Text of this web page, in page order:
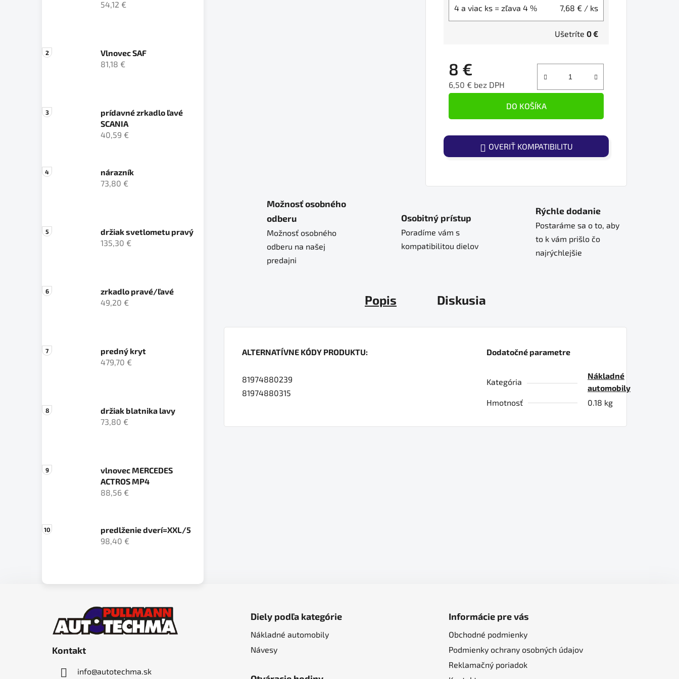
54,12 €
Vlnovec SAF
81,18 €
prídavné zrkadlo ľavé
SCANIA
40,59 €
nárazník
73,80 €
držiak svetlometu pravý
135,30 €
zrkadlo pravé/ľavé
49,20 €
predný kryt
479,70 €
držiak blatnika lavy
73,80 €
vlnovec MERCEDES
ACTROS MP4
88,56 €
predlženie dverí=XXL/5
98,40 €
4 a viac ks = zľava 4 % 7,68 € / ks
Ušetríte 0 €
8 €
6,50 € bez DPH
DO KOŠÍKA
OVERIŤ KOMPATIBILITU
Možnosť osobného
odberu
Možnosť osobného
odberu na našej
predajni
Osobitný prístup
Poradíme vám s
kompatibilitou dielov
Rýchle dodanie
Postaráme sa o to, aby
to k vám prišlo čo
najrýchlejšie
Popis Diskusia
ALTERNATÍVNE KÓDY PRODUKTU:
81974880239
81974880315
Dodatočné parametre
Kategória
Nákladné
automobily
Hmotnosť
0.18 kg
Kontakt
info@autotechma.sk
Diely podľa kategórie
Nákladné automobily
Návesy
Informácie pre vás
Obchodné podmienky
Podmienky ochrany osobných údajov
Reklamačný poriadok